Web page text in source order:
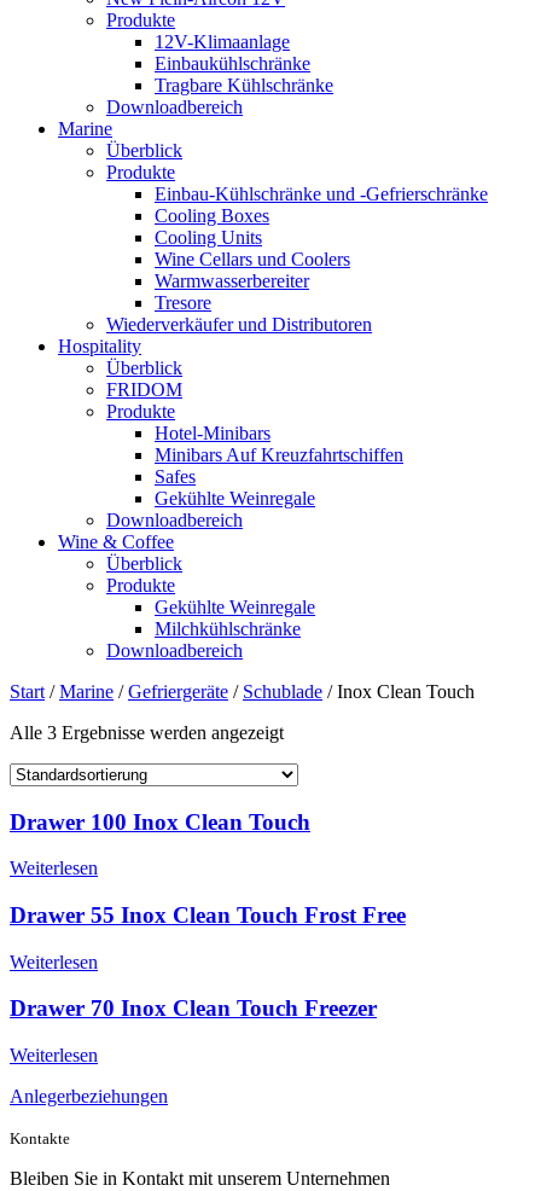
Produkte
12V-Klimaanlage
Einbaukühlschränke
Tragbare Kühlschränke
Downloadbereich
Marine
Überblick
Produkte
Einbau-Kühlschränke und -Gefrierschränke
Cooling Boxes
Cooling Units
Wine Cellars und Coolers
Warmwasserbereiter
Tresore
Wiederverkäufer und Distributoren
Hospitality
Überblick
FRIDOM
Produkte
Hotel-Minibars
Minibars Auf Kreuzfahrtschiffen
Safes
Gekühlte Weinregale
Downloadbereich
Wine & Coffee
Überblick
Produkte
Gekühlte Weinregale
Milchkühlschränke
Downloadbereich
Start /Marine /Gefriergeräte / Schublade / Inox Clean Touch
Alle 3 Ergebnisse werden angezeigt
Drawer 100 Inox Clean Touch
Weiterlesen
Drawer 55 Inox Clean Touch Frost Free
Weiterlesen
Drawer 70 Inox Clean Touch Freezer
Weiterlesen
Anlegerbeziehungen
Kontakte
Bleiben Sie in Kontakt mit unserem Unternehmen